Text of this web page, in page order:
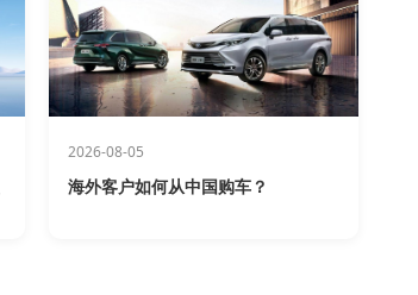
2026-08-05
海外客户如何从中国购车？